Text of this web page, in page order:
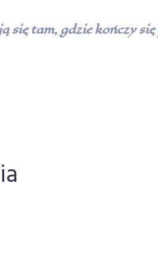
się tam, gdzie kończy się